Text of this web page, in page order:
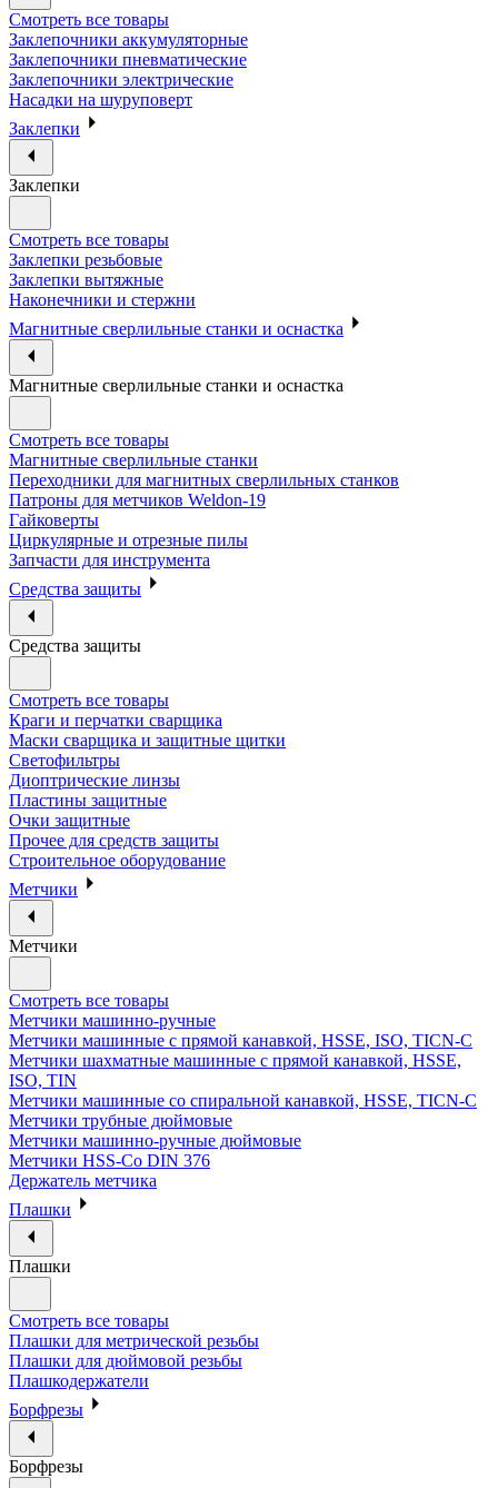
Смотреть все товары
Заклепочники аккумуляторные
Заклепочники пневматические
Заклепочники электрические
Насадки на шуруповерт
Заклепки
Заклепки
Смотреть все товары
Заклепки резьбовые
Заклепки вытяжные
Наконечники и стержни
Магнитные сверлильные станки и оснастка
Магнитные сверлильные станки и оснастка
Смотреть все товары
Магнитные сверлильные станки
Переходники для магнитных сверлильных станков
Патроны для метчиков Weldon-19
Гайковерты
Циркулярные и отрезные пилы
Запчасти для инструмента
Средства защиты
Средства защиты
Смотреть все товары
Краги и перчатки сварщика
Маски сварщика и защитные щитки
Светофильтры
Диоптрические линзы
Пластины защитные
Очки защитные
Прочее для средств защиты
Строительное оборудование
Метчики
Метчики
Смотреть все товары
Метчики машинно-ручные
Метчики машинные с прямой канавкой, HSSE, ISO, TICN-C
Метчики шахматные машинные с прямой канавкой, HSSE,
ISO, TIN
Метчики машинные со спиральной канавкой, HSSE, TICN-C
Метчики трубные дюймовые
Метчики машинно-ручные дюймовые
Метчики HSS-Co DIN 376
Держатель метчика
Плашки
Плашки
Смотреть все товары
Плашки для метрической резьбы
Плашки для дюймовой резьбы
Плашкодержатели
Борфрезы
Борфрезы